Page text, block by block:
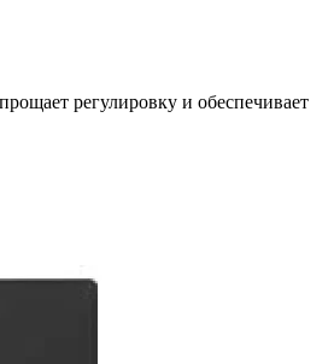
регулировку и обеспечивает